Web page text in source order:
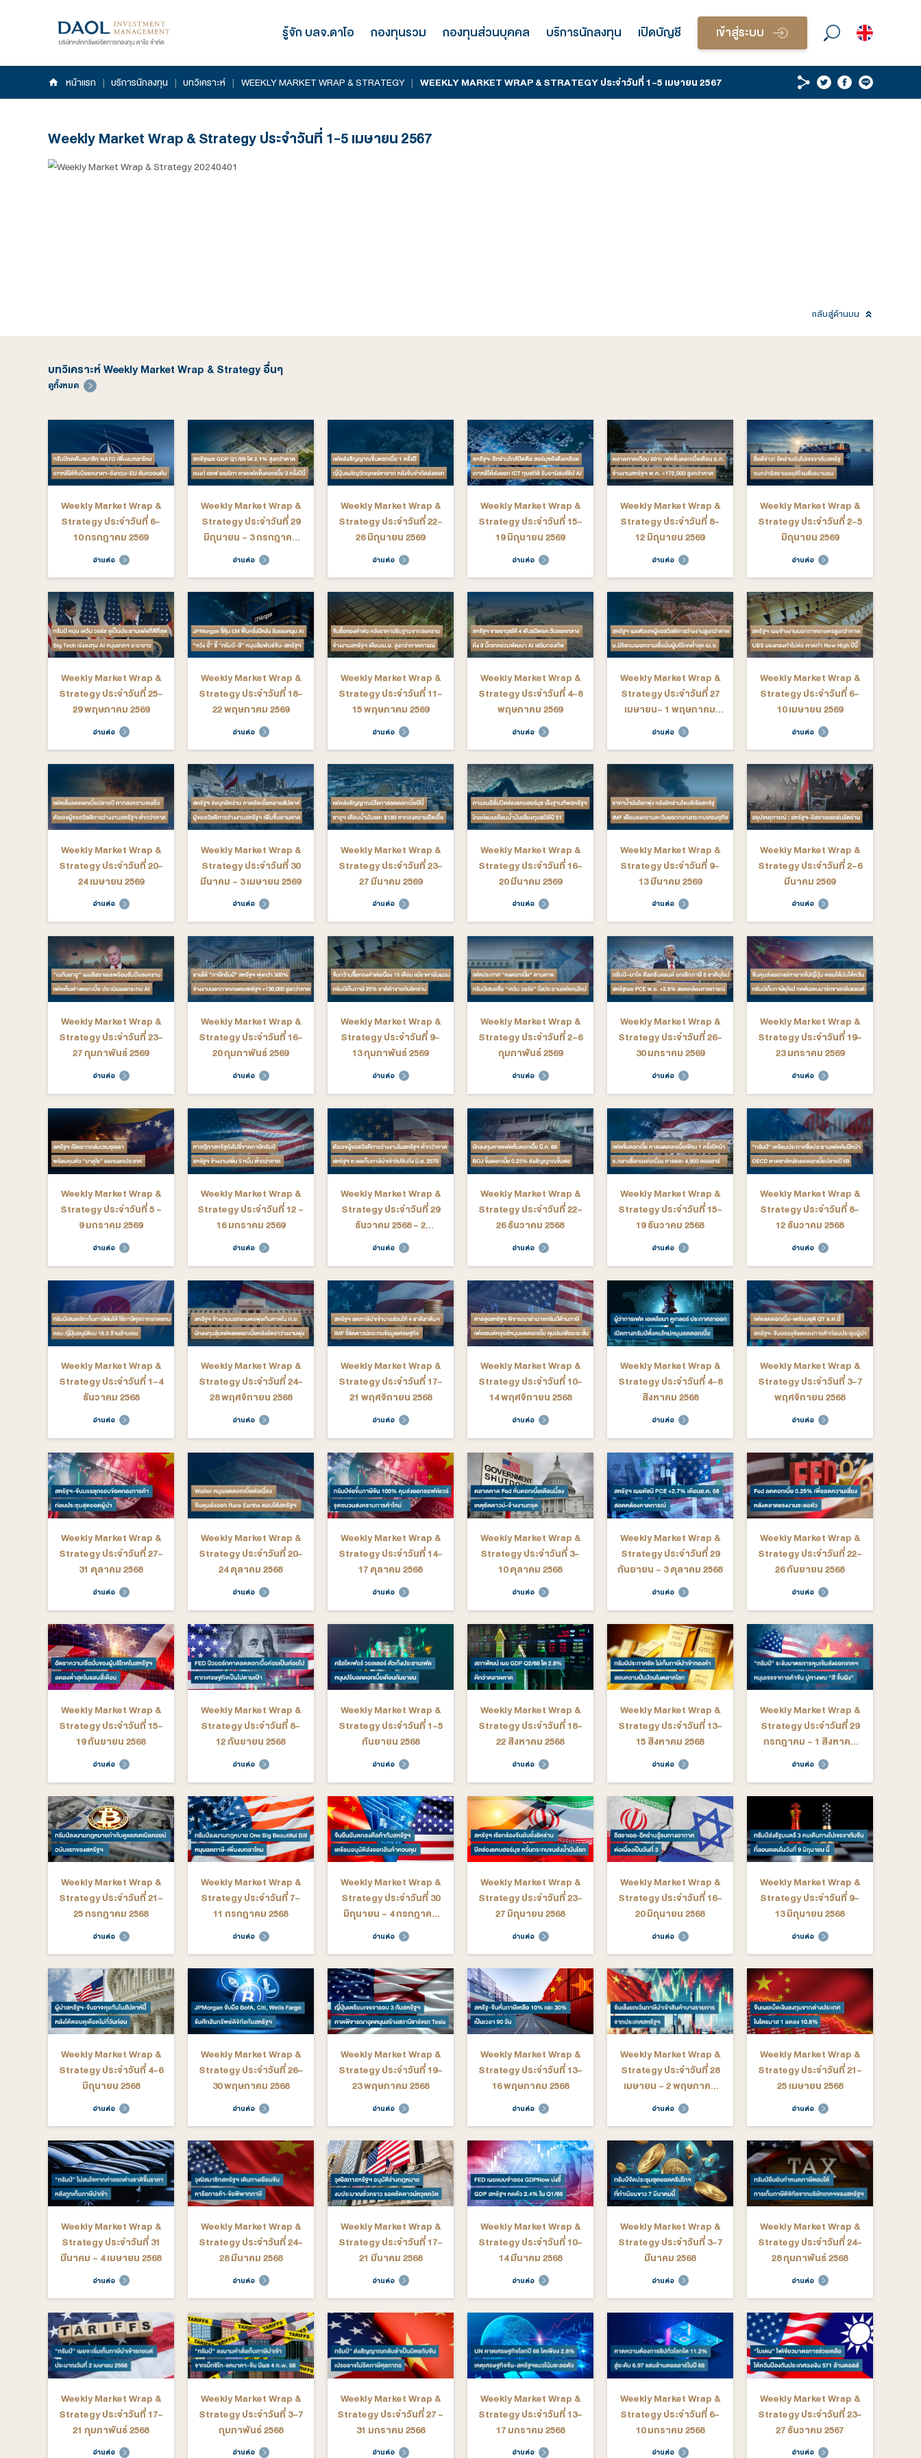
รู้จัก บลจ.ดาโอ กองทุนรวม กองทุนส่วนบุคคล บริการนักลงทุน เปิดบัญชี
หน้าแรก | บริการนักลงทุน | บทวิเคราะห์ | WEEKLY MARKET WRAP & STRATEGY | WEEKLY MARKET WRAP & STRATEGY ประจำวันที่ 1-5 เมษายน 2567
Weekly Market Wrap & Strategy ประจำวันที่ 1-5 เมษายน 2567
บทวิเคราะห์ Weekly Market Wrap & Strategy อื่นๆ
ดูทั้งหมด
Weekly Market Wrap &
Strategy ประจำวันที่ 6-
10 กรกฎาคม 2569
อ่านต่อ
Weekly Market Wrap &
Strategy ประจำวันที่ 29
มิถุนายน - 3 กรกฎาคม
2569
อ่านต่อ
Weekly Market Wrap &
Strategy ประจำวันที่ 22-
26 มิถุนายน 2569
อ่านต่อ
Weekly Market Wrap &
Strategy ประจำวันที่ 15-
19 มิถุนายน 2569
อ่านต่อ
Weekly Market Wrap &
Strategy ประจำวันที่ 8-
12 มิถุนายน 2569
อ่านต่อ
Weekly Market Wrap &
Strategy ประจำวันที่ 25-
29 พฤษภาคม 2569
Weekly Market Wrap &
Strategy ประจำวันที่ 18-
22 พฤษภาคม 2569
Weekly Market Wrap &
Strategy ประจำวันที่ 11-
15 พฤษภาคม 2569
Weekly Market Wrap &
Strategy ประจำวันที่ 4-8
พฤษภาคม 2569
Weekly Market Wrap &
Strategy ประจำวันที่ 27
เมษายน- 1 พฤษภาคม
2569
Weekly Market Wrap &
Strategy ประจำวันที่ 20-
อ่านต่อ
Weekly Market Wrap &
Strategy ประจำวันที่ 30
อ่านต่อ
Weekly Market Wrap &
Strategy ประจำวันที่ 23-
อ่านต่อ
Weekly Market Wrap &
Strategy ประจำวันที่ 16-
อ่านต่อ
Weekly Market Wrap &
Strategy ประจำวันที่ 9-
อ่านต่อ
Weekly Market Wrap &
Strategy ประจำวันที่ 23-
27 กุมภาพันธ์ 2569
อ่านต่อ
Weekly Market Wrap &
Strategy ประจำวันที่ 16-
20 กุมภาพันธ์ 2569
อ่านต่อ
Weekly Market Wrap &
Strategy ประจำวันที่ 9-
13 กุมภาพันธ์ 2569
อ่านต่อ
Weekly Market Wrap &
Strategy ประจำวันที่ 2-6
กุมภาพันธ์ 2569
อ่านต่อ
Weekly Market Wrap &
Strategy ประจำวันที่ 26-
30 มกราคม 2569
อ่านต่อ
Weekly Market Wrap &
Strategy ประจำวันที่ 5 -
9 มกราคม 2569
อ่านต่อ
Weekly Market Wrap &
Strategy ประจำวันที่ 12 -
16 มกราคม 2569
อ่านต่อ
Weekly Market Wrap &
Strategy ประจำวันที่ 29
ธันวาคม 2568 - 2
มกราคม 2569
อ่านต่อ
Weekly Market Wrap &
Strategy ประจำวันที่ 22-
26 ธันวาคม 2568
อ่านต่อ
Weekly Market Wrap &
Strategy ประจำวันที่ 15-
19 ธันวาคม 2568
อ่านต่อ
Weekly Market Wrap &
Strategy ประจำวันที่ 1-4
ธันวาคม 2568
Weekly Market Wrap &
Strategy ประจำวันที่ 24-
28 พฤศจิกายน 2568
Weekly Market Wrap &
Strategy ประจำวันที่ 17-
21 พฤศจิกายน 2568
Weekly Market Wrap &
Strategy ประจำวันที่ 10-
14 พฤศจิกายน 2568
Weekly Market Wrap &
Strategy ประจำวันที่ 4-8
สิงหาคม 2568
Weekly Market Wrap &
Strategy ประจำวันที่ 27-
อ่านต่อ
Weekly Market Wrap &
Strategy ประจำวันที่ 20-
Weekly Market Wrap &
Strategy ประจำวันที่ 14-
อ่านต่อ
Weekly Market Wrap &
Strategy ประจำวันที่ 3-
อ่านต่อ
Weekly Market Wrap &
Strategy ประจำวันที่ 29
อ่านต่อ
Weekly Market Wrap &
Strategy ประจำวันที่ 15-
19 กันยายน 2568
อ่านต่อ
Weekly Market Wrap &
Strategy ประจำวันที่ 8-
12 กันยายน 2568
อ่านต่อ
Weekly Market Wrap &
Strategy ประจำวันที่ 1-5
กันยายน 2568
อ่านต่อ
Weekly Market Wrap &
Strategy ประจำวันที่ 18-
22 สิงหาคม 2568
อ่านต่อ
Weekly Market Wrap &
Strategy ประจำวันที่ 13-
15 สิงหาคม 2568
อ่านต่อ
Weekly Market Wrap &
Strategy ประจำวันที่ 21-
25 กรกฎาคม 2568
อ่านต่อ
Weekly Market Wrap &
Strategy ประจำวันที่ 7-
11 กรกฎาคม 2568
อ่านต่อ
Weekly Market Wrap &
Strategy ประจำวันที่ 30
มิถุนายน - 4 กรกฎาคม
2568
อ่านต่อ
Weekly Market Wrap &
Strategy ประจำวันที่ 23-
27 มิถุนายน 2568
อ่านต่อ
Weekly Market Wrap &
Strategy ประจำวันที่ 16-
20 มิถุนายน 2568
อ่านต่อ